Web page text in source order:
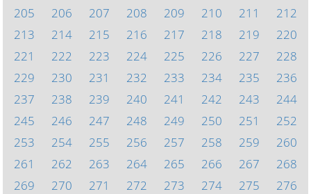
205
206 207 208 209 210 211
212
213
214 215 216 217 218 219
220
221
222 223 224 225 226 227
228
229
230 231 232 233 234 235
236
237
238 239 240 241 242 243
244
245
246 247 248 249 250 251
252
253
254 255 256 257 258 259
260
261
262 263 264 265 266 267
268
269
270 271 272 273 274 275
276